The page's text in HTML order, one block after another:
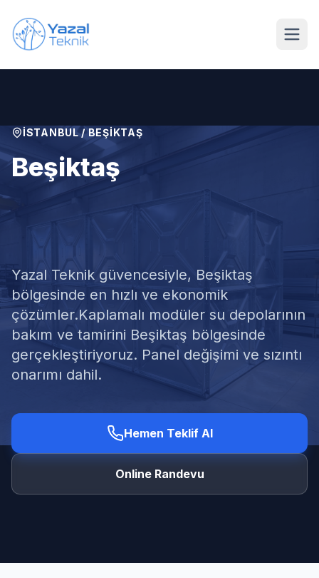
Ücretsiz Keşif Al
İSTANBUL/ BEŞIKTAŞ
Beşiktaş
Kaplamalı Modüler Su
Deposu Tamiri
Yazal Teknik güvencesiyle, Beşiktaş
bölgesinde en hızlı ve ekonomik
çözümler.Kaplamalı modüler su depolarının
bakım ve tamirini Beşiktaş bölgesinde
gerçekleştiriyoruz. Panel değişimi ve sızıntı
onarımı dahil.
Hemen Teklif Al
Online Randevu